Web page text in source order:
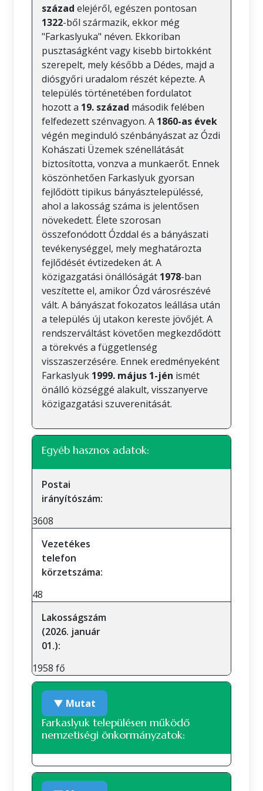
század elejéről, egészen pontosan
1322-ből származik, ekkor még
"Farkaslyuka" néven. Ekkoriban
pusztaságként vagy kisebb birtokként
szerepelt, mely később a Dédes, majd a
diósgyőri uradalom részét képezte. A
település történetében fordulatot
hozott a 19. század második felében
felfedezett szénvagyon. A 1860-as évek
végén meginduló szénbányászat az Ózdi
Kohászati Üzemek szénellátását
biztosította, vonzva a munkaerőt. Ennek
köszönhetően Farkaslyuk gyorsan
fejlődött tipikus bányásztelepüléssé,
ahol a lakosság száma is jelentősen
növekedett. Élete szorosan
összefonódott Ózddal és a bányászati
tevékenységgel, mely meghatározta
fejlődését évtizedeken át. A
közigazgatási önállóságát 1978-ban
veszítette el, amikor Ózd városrészévé
vált. A bányászat fokozatos leállása után
a település új utakon kereste jövőjét. A
rendszerváltást követően megkezdődött
a törekvés a függetlenség
visszaszerzésére. Ennek eredményeként
Farkaslyuk 1999. május 1-jén ismét
önálló községgé alakult, visszanyerve
közigazgatási szuverenitását.
Egyéb hasznos adatok:
Postai
irányítószám:
3608
Vezetékes
telefon
körzetszáma:
48
Lakosságszám
(2026. január
01.):
1958 fő
▼ Mutat
Farkaslyuk településen működő
nemzetiségi önkormányzatok:
Roma nemzetiségi önkormányzat